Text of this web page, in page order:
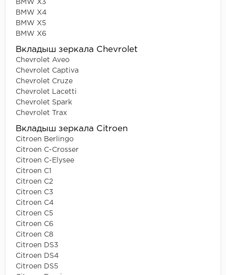
BMW X3
BMW X4
BMW X5
BMW X6
Вкладыш зеркала Chevrolet
Chevrolet Aveo
Chevrolet Captiva
Chevrolet Cruze
Chevrolet Lacetti
Chevrolet Spark
Chevrolet Trax
Вкладыш зеркала Citroen
Citroen Berlingo
Citroen C-Crosser
Citroen C-Elysee
Citroen C1
Citroen C2
Citroen C3
Citroen C4
Citroen C5
Citroen C6
Citroen C8
Citroen DS3
Citroen DS4
Citroen DS5